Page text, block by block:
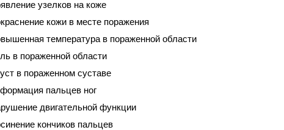
узелков на коже
кожи в месте поражения
температура в пораженной области
в пораженной области
в пораженном суставе
пальцев ног
двигательной функции
кончиков пальцев